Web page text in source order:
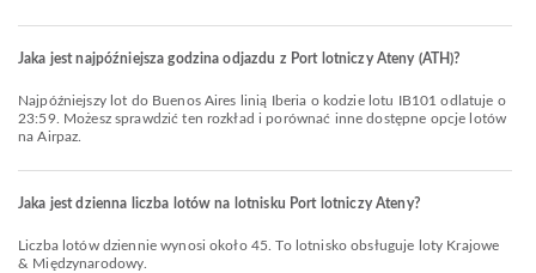
Jaka jest najpóźniejsza godzina odjazdu z Port lotniczy Ateny (ATH)?
Najpóźniejszy lot do Buenos Aires linią Iberia o kodzie lotu IB101 odlatuje o
23:59. Możesz sprawdzić ten rozkład i porównać inne dostępne opcje lotów
na Airpaz.
Jaka jest dzienna liczba lotów na lotnisku Port lotniczy Ateny?
Liczba lotów dziennie wynosi około 45. To lotnisko obsługuje loty Krajowe
& Międzynarodowy.